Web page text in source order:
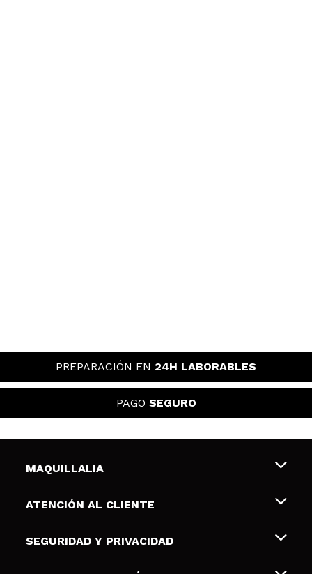
PREPARACIÓN EN 24H LABORABLES
PAGO SEGURO
MAQUILLALIA
Sobre nosotros
Tarjetas de Regalo
ATENCIÓN AL CLIENTE
Envíos y devoluciones
SEGURIDAD Y PRIVACIDAD
Terminos y condiciones de uso